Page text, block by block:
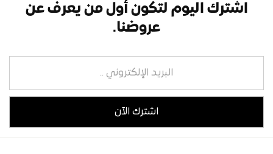
اشترك اليوم لتكون أول من يعرف عن
عروضنا.